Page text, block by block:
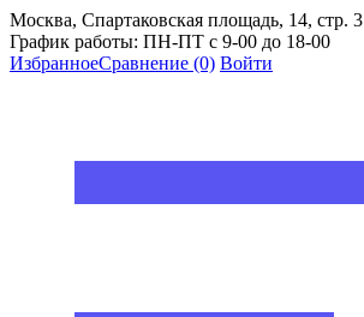
Москва, Спартаковская площадь, 14, стр. 3
График работы: ПН-ПТ с 9-00 до 18-00
ИзбранноеСравнение (0) Войти